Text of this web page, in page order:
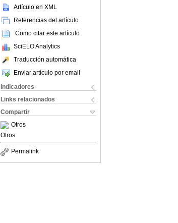
Artículo en XML
Referencias del artículo
Como citar este artículo
SciELO Analytics
Traducción automática
Enviar artículo por email
Indicadores
Links relacionados
Compartir
Otros
Otros
Permalink